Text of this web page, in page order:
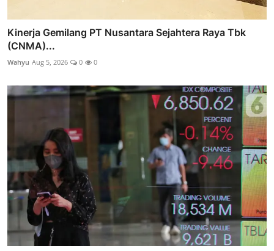
Kinerja Gemilang PT Nusantara Sejahtera Raya Tbk
(CNMA)...
Wahyu Aug 5, 2026 0 0